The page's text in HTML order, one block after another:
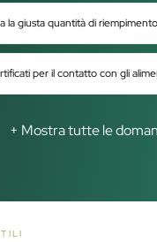
la giusta quantità di
per il contatto con gli
+ Mostra tutte le